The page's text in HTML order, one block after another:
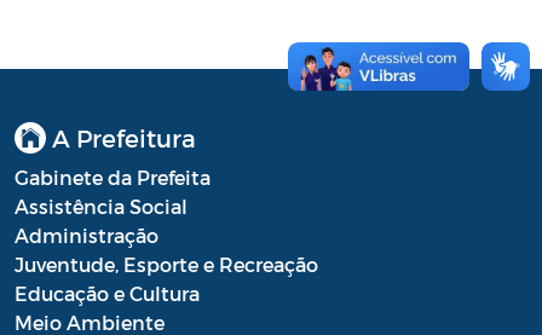
Conselho Municipal do Desenvolvimento
Sustentável Rural e Pesqueiro de
Conselho Municipal do Meio Ambiente -
Conselho Municipal dos Direitos da
Criança e do Adolescente de Araruama -
A Prefeitura
Gabinete da Prefeita
Assistência Social
Administração
Juventude, Esporte e Recreação
Educação e Cultura
Meio Ambiente